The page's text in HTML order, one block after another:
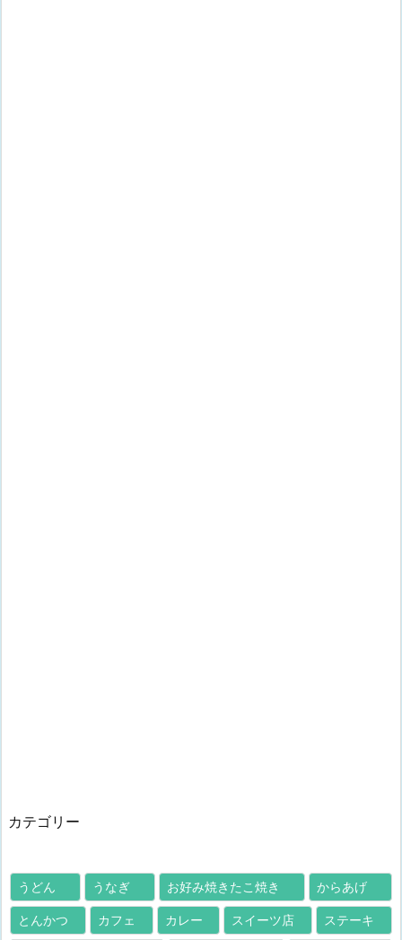
カテゴリー
うどん うなぎ お好み焼きたこ焼き からあげ
とんかつ カフェ カレー スイーツ店 ステーキ